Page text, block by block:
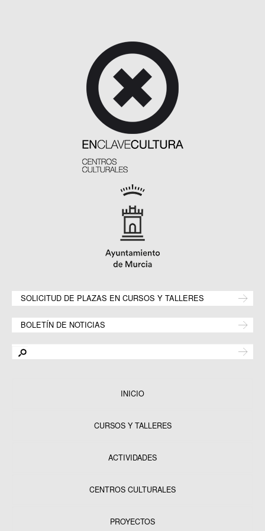
SOLICITUD DE PLAZAS EN CURSOS Y TALLERES
BOLETÍN DE NOTICIAS
INICIO
CURSOS Y TALLERES
ACTIVIDADES
CENTROS CULTURALES
PROYECTOS